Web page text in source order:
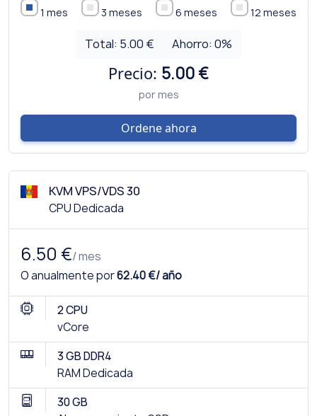
1 mes 3 meses 6 meses 12 meses
Total: 5.00 € Ahorro:0%
Precio: 5.00 €
por mes
Ordene ahora
KVM VPS/VDS 30
CPU Dedicada
6.50 €/ mes
O anualmente por62.40 €/ año
2 CPU
vCore
3 GB DDR4
RAM Dedicada
30 GB